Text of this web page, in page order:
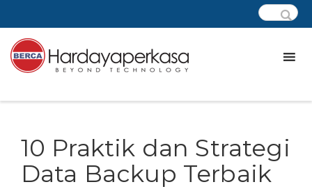
10 Praktik dan Strategi
Data Backup Terbaik